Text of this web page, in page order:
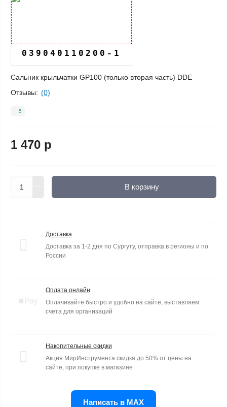
039040110200-1
Сальник крыльчатки GP100 (только вторая часть) DDE
Отзывы: (0)
5
1 470 р
В корзину
Доставка
Доставка за 1-2 дня по Сургуту, отправка в регионы и по
России
Оплата онлайн
Оплачивайте быстро и удобно на сайте, выставляем
счета для организаций
Накопительные скидки
Акция МирИнструмента скидка до 50% от цены на
сайте, при покупке в магазине
Написать в MAX